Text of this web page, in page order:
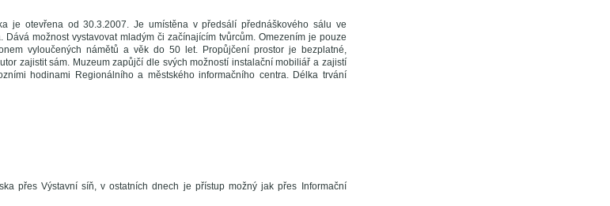
je otevřena od 30.3.2007. Je umístěna v předsálí přednáškového sálu ve
Dává možnost vystavovat mladým či začínajícím tvůrcům. Omezením je pouze
vyloučených námětů a věk do 50 let. Propůjčení prostor je bezplatné,
zajistit sám. Muzeum zapůjčí dle svých možností instalační mobiliář a zajistí
hodinami Regionálního a městského informačního centra. Délka trvání
přes Výstavní síň, v ostatních dnech je přístup možný jak přes Informační